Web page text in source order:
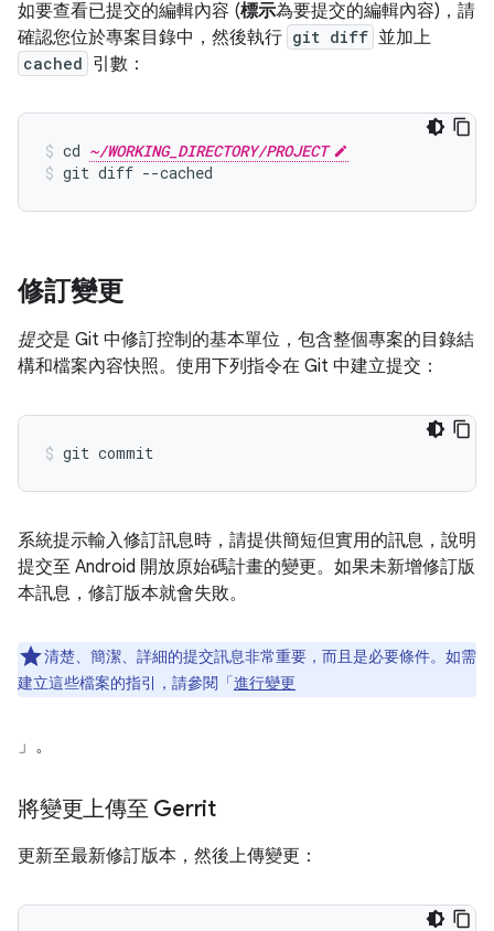
如要查看已提交的編輯內容 (標示為要提交的編輯內容)，請
確認您位於專案目錄中，然後執行 git diff 並加上
cached 引數：
cd ~/WORKING_DIRECTORY/PROJECT
git diff --cached
修訂變更
提交是 Git 中修訂控制的基本單位，包含整個專案的目錄結
構和檔案內容快照。使用下列指令在 Git 中建立提交：
系統提示輸入修訂訊息時，請提供簡短但實用的訊息，說明
提交至 Android 開放原始碼計畫的變更。如果未新增修訂版
本訊息，修訂版本就會失敗。
清楚、簡潔、詳細的提交訊息非常重要，而且是必要條件。如需
建立這些檔案的指引，請參閱「進行變更
」。
將變更上傳至 Gerrit
更新至最新修訂版本，然後上傳變更：